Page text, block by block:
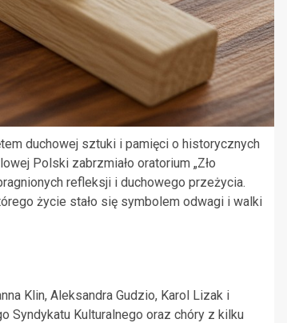
duchowej sztuki i pamięci o historycznych
Polski zabrzmiało oratorium „Zło
refleksji i duchowego przeżycia.
życie stało się symbolem odwagi i walki
Klin, Aleksandra Gudzio, Karol Lizak i
Syndykatu Kulturalnego oraz chóry z kilku